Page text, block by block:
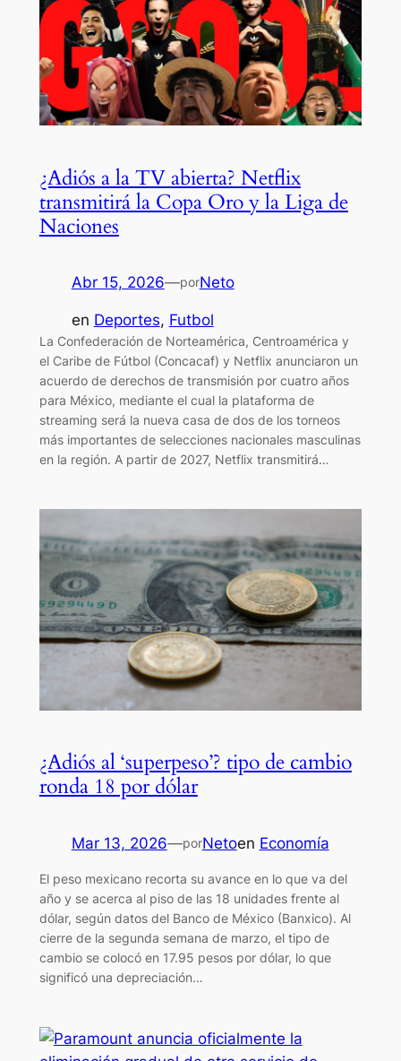
¿Adiós a la TV abierta? Netflix
transmitirá la Copa Oro y la Liga de
Naciones
Abr 15, 2026—porNeto
en Deportes, Futbol
La Confederación de Norteamérica, Centroamérica y
el Caribe de Fútbol (Concacaf) y Netflix anunciaron un
acuerdo de derechos de transmisión por cuatro años
para México, mediante el cual la plataforma de
streaming será la nueva casa de dos de los torneos
más importantes de selecciones nacionales masculinas
en la región. A partir de 2027, Netflix transmitirá…
¿Adiós al ‘superpeso’? tipo de cambio
ronda 18 por dólar
Mar 13, 2026—porNetoen Economía
El peso mexicano recorta su avance en lo que va del
año y se acerca al piso de las 18 unidades frente al
dólar, según datos del Banco de México (Banxico). Al
cierre de la segunda semana de marzo, el tipo de
cambio se colocó en 17.95 pesos por dólar, lo que
significó una depreciación…